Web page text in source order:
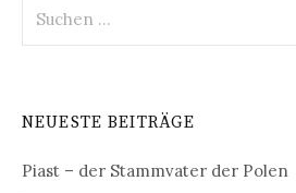
nach:
NEUESTE BEITRÄGE
Piast – der Stammvater der Polen